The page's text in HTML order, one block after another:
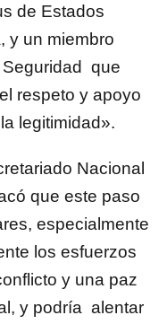
de Estados
y un miembro
Seguridad que
respeto y apoyo
legitimidad».
Nacional
que este paso
especialmente
los esfuerzos
y una paz
y podría alentar